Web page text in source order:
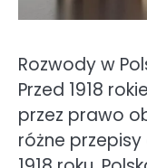
Rozwody w
Przed 1918
przez prawo
różne